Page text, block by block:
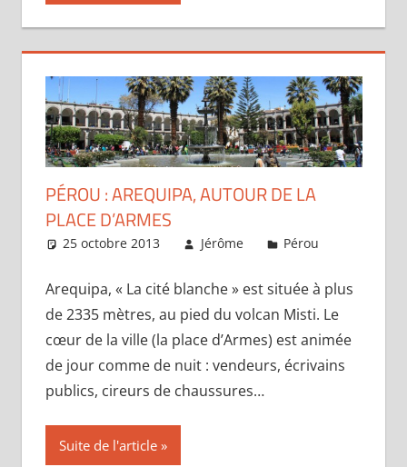
PÉROU : AREQUIPA, AUTOUR DE LA
PLACE D’ARMES
25 octobre 2013 Jérôme Pérou
Arequipa, « La cité blanche » est située à plus
de 2335 mètres, au pied du volcan Misti. Le
cœur de la ville (la place d’Armes) est animée
de jour comme de nuit : vendeurs, écrivains
publics, cireurs de chaussures…
Suite de l'article